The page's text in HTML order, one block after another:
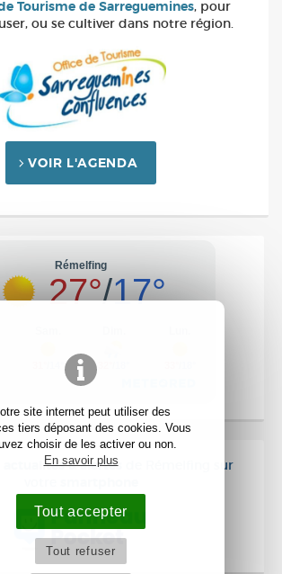
site internet peut utiliser des
tiers déposant des cookies. Vous
choisir de les activer ou non.
En savoir plus
Tout accepter
Tout refuser
Tourisme de Sarreguemines, pour
ou se cultiver dans notre région.
VOIR L'AGENDA
actualités & alertes
de Rémelfing sur